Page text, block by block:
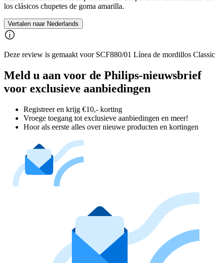
los clásicos chupetes de goma amarilla.
Vertalen naar Nederlands
Deze review is gemaakt voor SCF880/01 Línea de mordillos Classic
Meld u aan voor de Philips-nieuwsbrief
voor exclusieve aanbiedingen
Registreer en krijg €10,- korting
Vroege toegang tot exclusieve aanbiedingen en meer!
Hoor als eerste alles over nieuwe producten en kortingen